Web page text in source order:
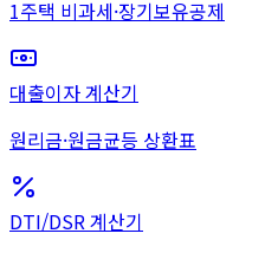
1주택 비과세·장기보유공제
대출이자 계산기
원리금·원금균등 상환표
DTI/DSR 계산기